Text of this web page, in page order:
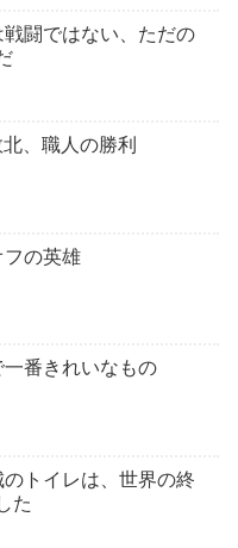
闘ではない、ただの
、職人の勝利
フの英雄
番きれいなもの
トイレは、世界の終
た